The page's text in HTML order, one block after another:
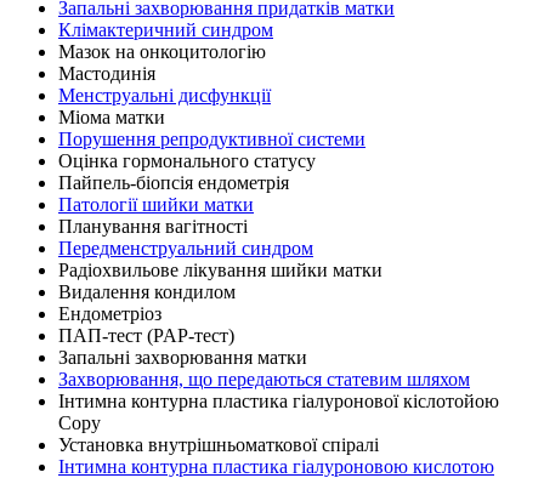
Запальні захворювання придатків матки
Клімактеричний синдром
Мазок на онкоцитологiю
Мастодинія
Менструальні дисфункції
Міома матки
Порушення репродуктивної системи
Оцінка гормонального статусу
Пайпель-біопсія ендометрія
Патології шийки матки
Планування вагітності
Передменструальний синдром
Радіохвильове лікування шийки матки
Видалення кондилом
Ендометріоз
ПАП-тест (PAP-тест)
Запальні захворювання матки
Захворювання, що передаються статевим шляхом
Інтимна контурна пластика гіалуронової кіслотойою
Copy
Установка внутрішньоматкової спіралі
Інтимна контурна пластика гіалуроновою кислотою